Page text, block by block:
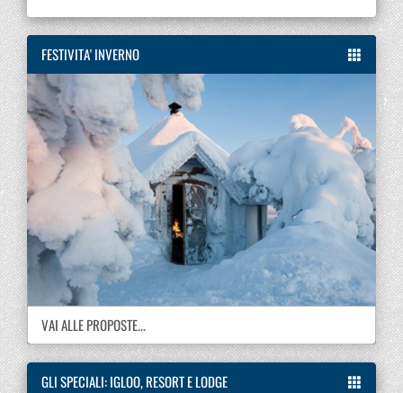
FESTIVITA' INVERNO
VAI ALLE PROPOSTE...
GLI SPECIALI: IGLOO, RESORT E LODGE